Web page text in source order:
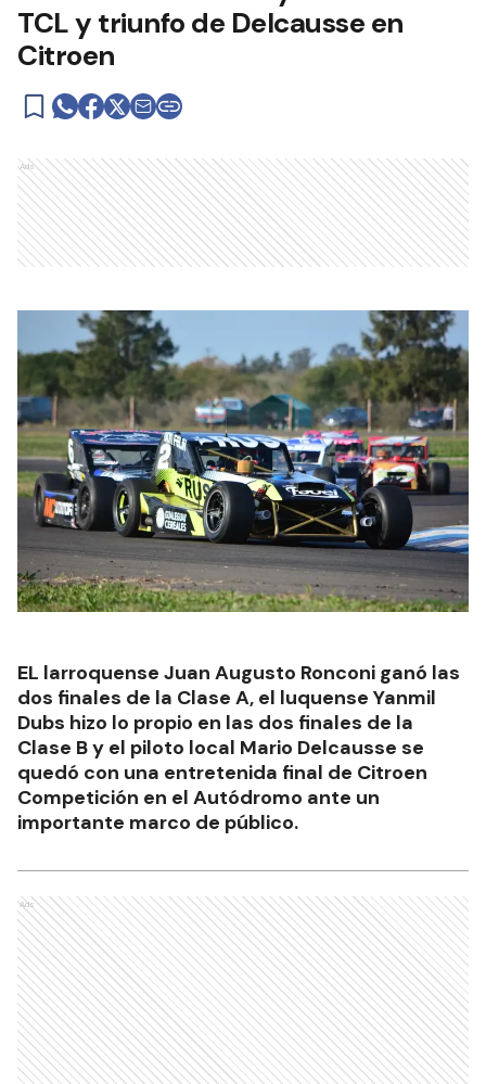
TCL y triunfo de Delcausse en
Citroen
Ads
EL larroquense Juan Augusto Ronconi ganó las
dos finales de la Clase A, el luquense Yanmil
Dubs hizo lo propio en las dos finales de la
Clase B y el piloto local Mario Delcausse se
quedó con una entretenida final de Citroen
Competición en el Autódromo ante un
importante marco de público.
Ads